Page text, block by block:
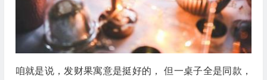
咱就是说，发财果寓意是挺好的， 但一桌子全是同款，